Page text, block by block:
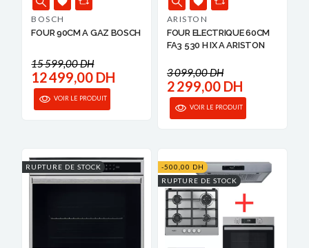
BOSCH
FOUR 90CM A GAZ BOSCH
15 599,00 DH
12 499,00 DH
VOIR LE PRODUIT
ARISTON
FOUR ELECTRIQUE 60CM
FA3 530 H IX A ARISTON
3 099,00 DH
2 299,00 DH
VOIR LE PRODUIT
RUPTURE DE STOCK
-500,00 DH
RUPTURE DE STOCK